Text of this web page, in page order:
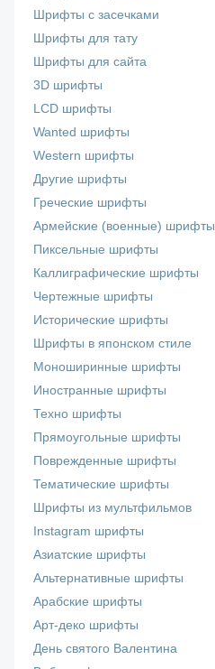
Шрифты с засечками
Шрифты для тату
Шрифты для сайта
3D шрифты
LCD шрифты
Wanted шрифты
Western шрифты
Другие шрифты
Греческие шрифты
Армейские (военные) шрифты
Пиксельные шрифты
Каллиграфические шрифты
Чертежные шрифты
Исторические шрифты
Шрифты в японском стиле
Моноширинные шрифты
Иностранные шрифты
Техно шрифты
Прямоугольные шрифты
Поврежденные шрифты
Тематические шрифты
Шрифты из мультфильмов
Instagram шрифты
Азиатские шрифты
Альтернативные шрифты
Арабские шрифты
Арт-деко шрифты
День святого Валентина